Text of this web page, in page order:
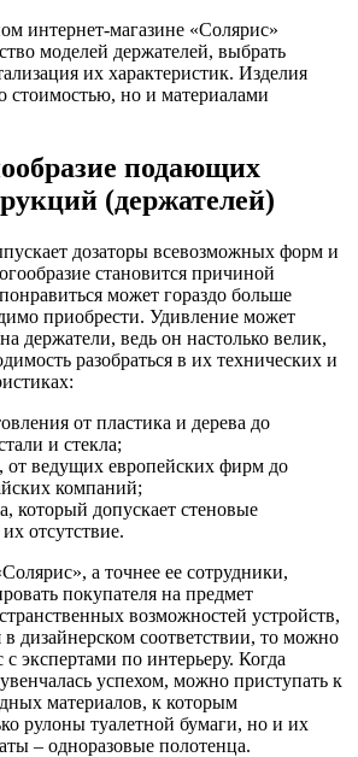
интернет-магазине «Солярис»
моделей держателей, выбрать
их характеристик. Изделия
стоимостью, но и материалами
подающих
(держателей)
дозаторы всевозможных форм и
становится причиной
может гораздо больше
приобрести. Удивление может
держатели, ведь он настолько велик,
разобраться в их технических и
от пластика и дерева до
и стекла;
от ведущих европейских фирм до
компаний;
который допускает стеновые
отсутствие.
а точнее ее сотрудники,
покупателя на предмет
возможностей устройств,
в дизайнерском соответствии, то можно
с экспертами по интерьеру. Когда
успехом, можно приступать к
материалов, к которым
рулоны туалетной бумаги, но и их
– одноразовые полотенца.